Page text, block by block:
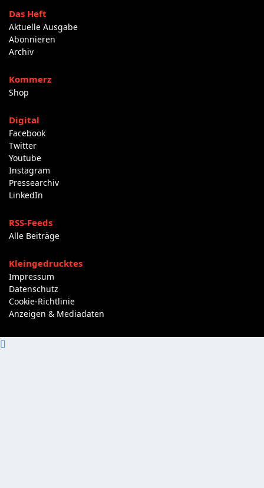
Das Heft
Aktuelle Ausgabe
Abonnieren
Archiv
Kommerz
Shop
Digital
Facebook
Twitter
Youtube
Instagram
Pressearchiv
LinkedIn
RSS-Feeds
Alle Beiträge
Kleingedrucktes
Impressum
Datenschutz
Cookie-Richtlinie
Anzeigen & Mediadaten